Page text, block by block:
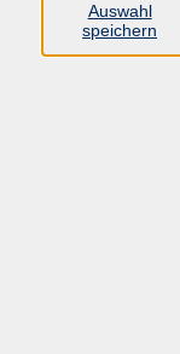
Auswahl
speichern